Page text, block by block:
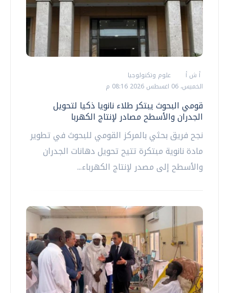
أ ش أ
علوم وتكنولوجيا
الخميس، 06 اغسطس 2026 08:16 م
قومي البحوث يبتكر طلاء نانويا ذكيا لتحويل
الجدران والأسطح مصادر لإنتاج الكهربا
نجح فريق بحثي بالمركز القومي للبحوث في تطوير
مادة نانوية مبتكرة تتيح تحويل دهانات الجدران
والأسطح إلى مصدر لإنتاج الكهرباء...